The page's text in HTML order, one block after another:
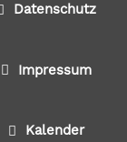
Datenschutz
Impressum
Kalender